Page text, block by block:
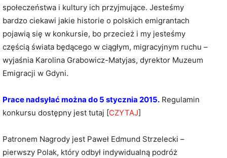
społeczeństwa i kultury ich przyjmujące. Jesteśmy
bardzo ciekawi jakie historie o polskich emigrantach
pojawią się w konkursie, bo przecież i my jesteśmy
częścią świata będącego w ciągłym, migracyjnym ruchu –
wyjaśnia Karolina Grabowicz-Matyjas, dyrektor Muzeum
Emigracji w Gdyni.
Prace nadsyłać można do 5 stycznia 2015. Regulamin
konkursu dostępny jest tutaj [CZYTAJ]
Patronem Nagrody jest Paweł Edmund Strzelecki –
pierwszy Polak, który odbył indywidualną podróż